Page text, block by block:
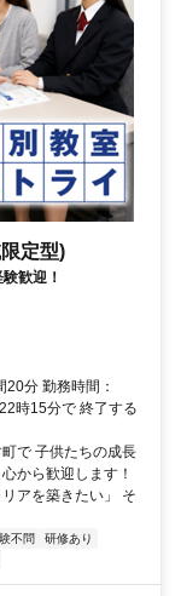
定型)
歓迎！
分 勤務時間：
時15分で 終了する
で 子供たちの成長
から歓迎します！
アを築きたい」 そ
不問
研修あり